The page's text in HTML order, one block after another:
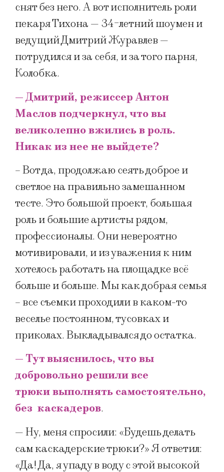
снят без него. А вот исполнитель роли
пекаря Тихона — 34-летний шоумен и
ведущий Дмитрий Журавлев —
потрудился и за себя, и за того парня,
Колобка.
— Дмитрий, режиссер Антон
Маслов подчеркнул, что вы
великолепно вжились в роль.
Никак из нее не выйдете?
– Вот да, продолжаю сеять доброе и
светлое на правильно замешанном
тесте. Это большой проект, большая
роль и большие артисты рядом,
профессионалы. Они невероятно
мотивировали, и из уважения к ним
хотелось работать на площадке всё
больше и больше. Мы как добрая семья
– все съемки проходили в каком-то
веселье постоянном, тусовках и
приколах. Выкладывался до остатка.
— Тут выяснилось, что вы
добровольно решили все
трюки выполнять самостоятельно,
без каскадеров.
— Ну, меня спросили: «Будешь делать
сам каскадерские трюки?» Я ответил:
«Да! Да, я упаду в воду с этой высокой